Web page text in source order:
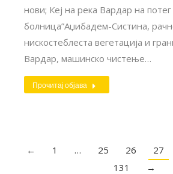
нови; Кеј на река Вардар на потег
болница”Аџибадем-Систина,
нискостеблеста вегетација и
Вардар, машинско чистење…
Прочитај објава
← 1 … 25 26 27
131
→